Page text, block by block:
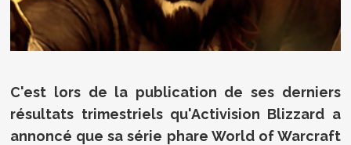
C'est lors de la publication de ses derniers
résultats trimestriels qu'Activision Blizzard a
annoncé que sa série phare World of Warcraft